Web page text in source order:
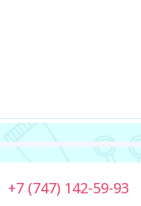
+7 (747) 142-59-93